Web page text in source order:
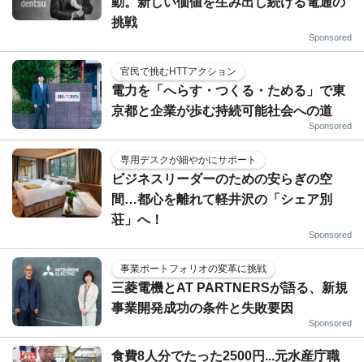
挑戦
Sponsored
官民で挑むHTTアクション
電力を「へらす・つくる・ためる」で東
京都と企業が歩む持続可能社会への道
Sponsored
専用デスクが細やかにサポート
ビジネスリーダーのための安らぎの空
間…都心を離れて軽井沢の「シェア別
荘」へ！
Sponsored
事業ポートフォリオの変革に挑戦
三菱電機とAT PARTNERSが語る、新規
事業開発成功の条件と失敗要因
Sponsored
食費8人分でたった2500円...元水産庁職